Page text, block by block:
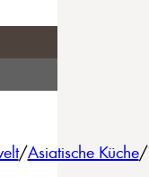
/Asiatische Küche/